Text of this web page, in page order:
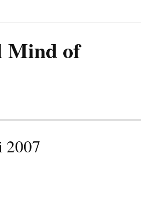
Mind of
2007